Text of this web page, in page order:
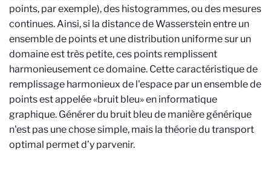
points, par exemple), des histogrammes, ou des mesures
continues.Ainsi, si la distance de Wasserstein entre un
ensemble de points et une distribution uniforme sur un
domaine est très petite, ces points remplissent
harmonieusement ce domaine. Cette caractéristique de
remplissage harmonieux de l'espace par un ensemble de
points est appelée«bruit bleu»en informatique
graphique. Générer du bruit bleu de manière générique
n'est pas une chose simple, mais la théorie du transport
optimal permet d’y parvenir.